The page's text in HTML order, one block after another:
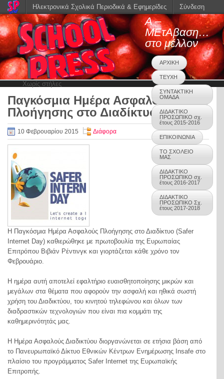
Α –
ΜΕτΑβαση…
στο μέλλον
ΑΡΧΙΚΗ
ΤΕΥΧΗ
ΣΥΝΤΑΚΤΙΚΗ
ΟΜΑΔΑ
ΔΙΔΑΚΤΙΚΟ
ΠΡΟΣΩΠΙΚΟ σχ.
έτους 2015-2016
ΕΠΙΚΟΙΝΩΝΙΑ
ΤΟ ΣΧΟΛΕΙΟ
ΜΑΣ
ΔΙΔΑΚΤΙΚΟ
ΠΡΟΣΩΠΙΚΟ σχ.
έτους 2016-2017
ΔΙΔΑΚΤΙΚΟ
ΠΡΟΣΩΠΙΚΟ Σχ.
έτους 2017-2018
Χωρίς στήλες
Παγκόσμια Ημέρα Ασφαλούς
Πλοήγησης στο Διαδίκτυο
10 Φεβρουαρίου 2015 Διάφορα
Η Παγκόσμια Ημέρα Ασφαλούς Πλοήγησης στο Διαδίκτυο (Safer
Internet Day) καθιερώθηκε με πρωτοβουλία της Ευρωπαίας
Επιτρόπου Βιβιάν Ρέντινγκ και γιορτάζεται κάθε χρόνο τον
Φεβρουάριο.
Η ημέρα αυτή αποτελεί εφαλτήριο ευαισθητοποίησης μικρών και
μεγάλων στα θέματα που αφορούν την ασφαλή και ηθικά σωστή
χρήση του Διαδικτύου, του κινητού τηλεφώνου και όλων των
διαδραστικών τεχνολογιών που είναι πια κομμάτι της
καθημερινότητάς μας.
Η Ημέρα Ασφαλούς Διαδικτύου διοργανώνεται σε ετήσια βάση από
το Πανευρωπαϊκό Δίκτυο Εθνικών Κέντρων Ενημέρωσης Insafe στο
πλαίσιο του προγράμματος Safer Internet της Ευρωπαϊκής
Επιτροπής.
Ηλεκτρονικά Σχολικά Περιοδικά & Εφημερίδες Σύνδεση